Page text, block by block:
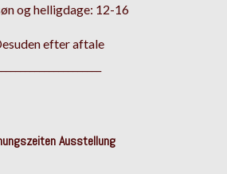
og helligdage: 12-16
efter aftale
Ausstellung